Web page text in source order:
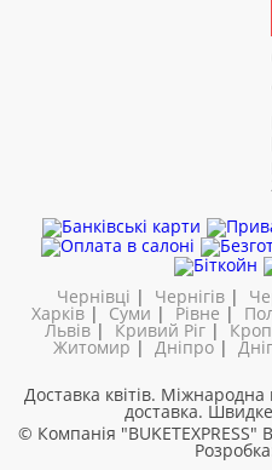
Чернівці | Чернігів|
Харків | Суми | Рівне |
Львів| Кривий Ріг|
Житомир | Дніпро|
Доставка квітів.
доставка.
© Компанія "BUKETEXPRESS"